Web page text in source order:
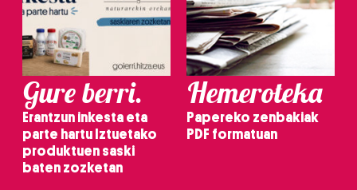
Gure berri.
Erantzun inkesta eta
parte hartu Iztuetako
produktuen saski
baten zozketan
Hemeroteka
Papereko zenbakiak
PDF formatuan